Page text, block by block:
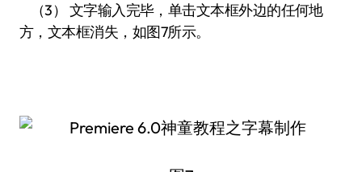
（3） 文字输入完毕，单击文本框外边的任何地
方，文本框消失，如图7所示。